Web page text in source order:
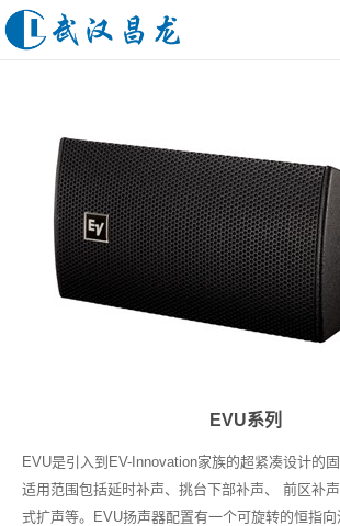
EVU系列
EVU是引入到EV-Innovation家族的超紧凑设计的
适用范围包括延时补声、挑台下部补声、 前区补
式扩声等。EVU扬声器配置有一个可旋转的恒指